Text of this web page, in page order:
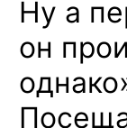
Ну а
он